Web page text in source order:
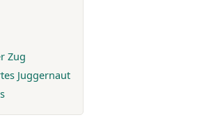
Zug
Juggernaut